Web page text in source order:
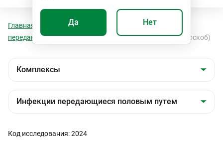
Да Нет
Главная Анализы
Инфекции
передающиеся половым путем
Любовь без риска (соскоб)
Код исследования: 2024